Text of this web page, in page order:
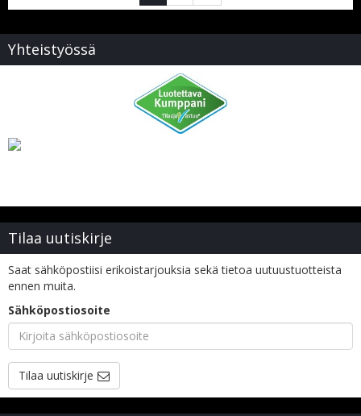
Yhteistyössä
Tilaa uutiskirje
Saat sähköpostiisi erikoistarjouksia sekä tietoa uutuustuotteista
ennen muita.
Sähköpostiosoite
Tilaa uutiskirje